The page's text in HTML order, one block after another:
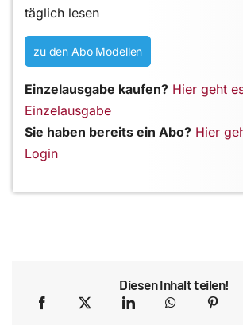
täglich lesen
zu den Abo Modellen
Einzelausgabe kaufen? Hier geht
Einzelausgabe
Sie haben bereits ein Abo? Hier
Login
Diesen Inhalt teilen!